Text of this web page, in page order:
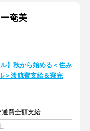
奄美
ル】秋から始める＜住み
＞渡航費支給＆寮完
通費全額支給